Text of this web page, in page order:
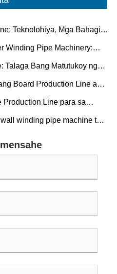
Teknolohiya, Mga Bahagi
Winding Pipe Machinery:
may Mga Pangunahing
Talaga Bang Matutukoy ng
Pangunahing Kalidad ng
Board Production Line ang
Production Line para sa
winding pipe machine test